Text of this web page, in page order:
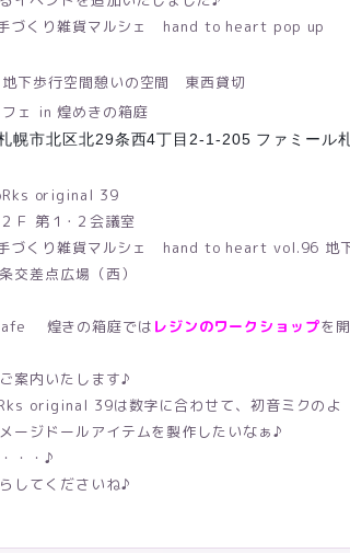
づくり雑貨マルシェ hand to heart pop up
下歩行空間憩いの空間 東西貸切
ェ in 煌めきの箱庭
幌市北区北29条西4丁目2-1-205 ファミール
original 39
Ｆ 第１･２会議室
づくり雑貨マルシェ hand to heart vol.96 地
差点広場（西）
煌きの箱庭では レジンのワークショップを開
案内いたします♪
original 39は数字に合わせて、初音ミクのよ
ージドールアイテムを製作したいなぁ♪
・・♪
してくださいね♪